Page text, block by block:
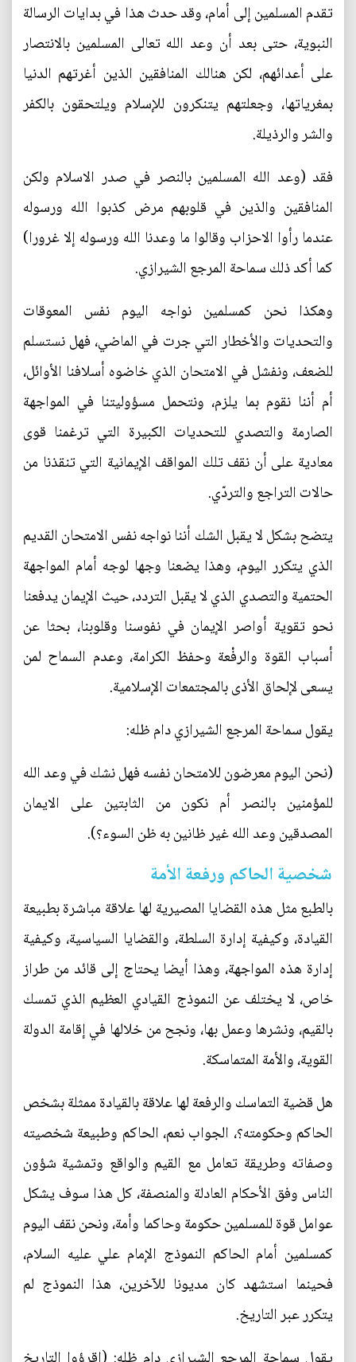
تقدم المسلمين إلى أمام، وقد حدث هذا في بدايات الرسالة
النبوية، حتى بعد أن وعد الله تعالى المسلمين بالانتصار
على أعدائهم، لكن هنالك المنافقين الذين أغرتهم الدنيا
بمغرياتها، وجعلتهم يتنكرون للإسلام ويلتحقون بالكفر
والشر والرذيلة.
فقد (وعد الله المسلمين بالنصر في صدر الاسلام ولكن
المنافقين والذين في قلوبهم مرض كذبوا الله ورسوله
عندما رأوا الاحزاب وقالوا ما وعدنا الله ورسوله إلا غرورا)
كما أكد ذلك سماحة المرجع الشيرازي.
وهكذا نحن كمسلمين نواجه اليوم نفس المعوقات
والتحديات والأخطار التي جرت في الماضي، فهل نستسلم
للضعف، ونفشل في الامتحان الذي خاضوه أسلافنا الأوائل،
أم أننا نقوم بما يلزم، ونتحمل مسؤوليتنا في المواجهة
الصارمة والتصدي للتحديات الكبيرة التي ترغمنا قوى
معادية على أن نقف تلك المواقف الإيمانية التي تنقذنا من
حالات التراجع والتردّي.
يتضح بشكل لا يقبل الشك أننا نواجه نفس الامتحان القديم
الذي يتكرر اليوم، وهذا يضعنا وجها لوجه أمام المواجهة
الحتمية والتصدي الذي لا يقبل التردد، حيث الإيمان يدفعنا
نحو تقوية أواصر الإيمان في نفوسنا وقلوبنا، بحثا عن
أسباب القوة والرفْعة وحفظ الكرامة، وعدم السماح لمن
يسعى لإلحاق الأذى بالمجتمعات الإسلامية.
يقول سماحة المرجع الشيرازي دام ظله:
(نحن اليوم معرضون للامتحان نفسه فهل نشك في وعد الله
للمؤمنين بالنصر أم نكون من الثابتين على الايمان
المصدقين وعد الله غير ظانين به ظن السوء؟).
شخصية الحاكم ورفعة الأمة
بالطبع مثل هذه القضايا المصيرية لها علاقة مباشرة بطبيعة
القيادة، وكيفية إدارة السلطة، والقضايا السياسية، وكيفية
إدارة هذه المواجهة، وهذا أيضا يحتاج إلى قائد من طراز
خاص، لا يختلف عن النموذج القيادي العظيم الذي تمسك
بالقيم، ونشرها وعمل بها، ونجح من خلالها في إقامة الدولة
القوية، والأمة المتماسكة.
هل قضية التماسك والرفعة لها علاقة بالقيادة ممثلة بشخص
الحاكم وحكومته؟، الجواب نعم، الحاكم وطبيعة شخصيته
وصفاته وطريقة تعامل مع القيم والواقع وتمشية شؤون
الناس وفق الأحكام العادلة والمنصفة، كل هذا سوف يشكل
عوامل قوة للمسلمين حكومة وحاكما وأمة، ونحن نقف اليوم
كمسلمين أمام الحاكم النموذج الإمام علي عليه السلام،
فحينما استشهد كان مديونا للآخرين، هذا النموذج لم
يتكرر عبر التاريخ.